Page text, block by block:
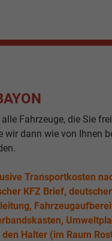
Fahrzeuge, die Sie
wir dann wie von Ihnen
Transportkosten
KFZ Brief, deutscher
Halter (im Raum